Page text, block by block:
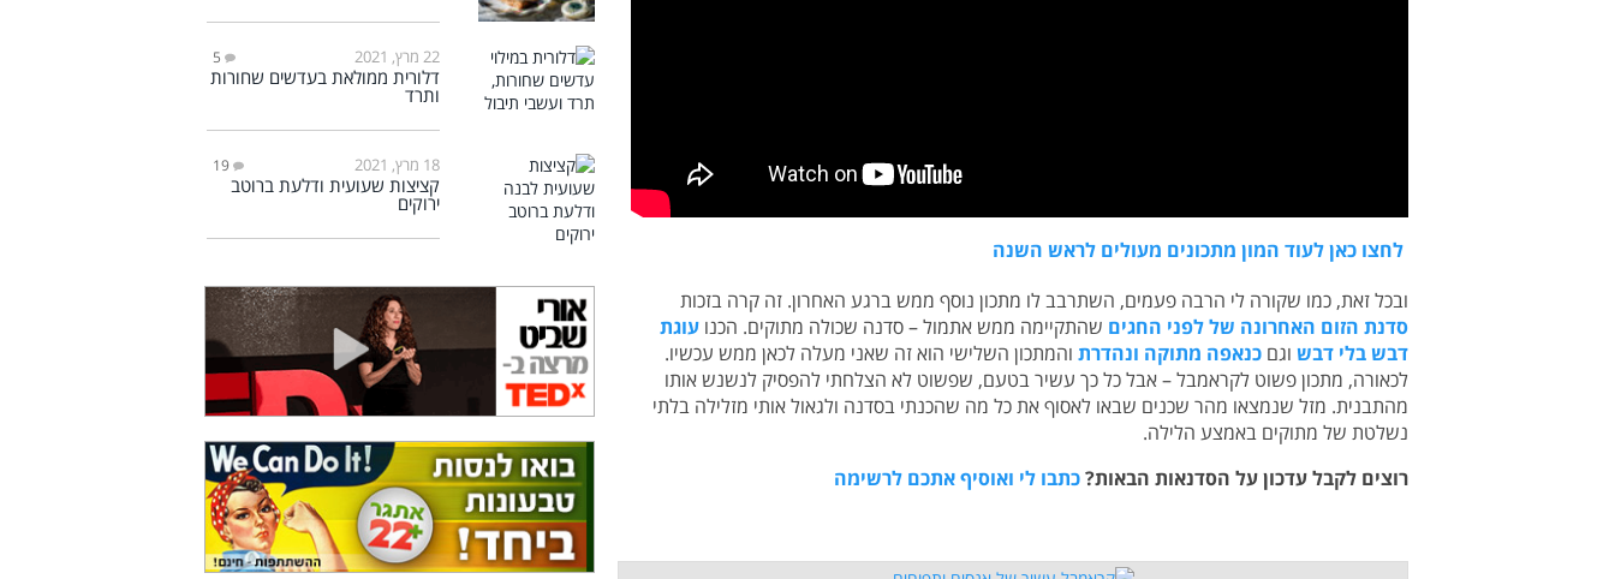
לחצו כאן לעוד המון מתכונים מעולים לראש השנה
ובכל זאת, כמו שקורה לי הרבה פעמים, השתרבב לו מתכון נוסף ממש ברגע האחרון. זה קרה בזכות
סדנת הזום האחרונה של לפני החגים שהתקיימה ממש אתמול – סדנה שכולה מתוקים. הכנו עוגת
דבש בלי דבש וגם כנאפה מתוקה ונהדרת והמתכון השלישי הוא זה שאני מעלה לכאן ממש עכשיו.
לכאורה, מתכון פשוט לקראמבל – אבל כל כך עשיר בטעם, שפשוט לא הצלחתי להפסיק לנשנש אותו
מהתבנית. מזל שנמצאו מהר שכנים שבאו לאסוף את כל מה שהכנתי בסדנה ולגאול אותי מזלילה בלתי
נשלטת של מתוקים באמצע הלילה.
רוצים לקבל עדכון על הסדנאות הבאות?כתבו לי ואוסיף אתכם לרשימה
22 מרץ, 2021 5
דלורית ממולאת בעדשים שחורות
ותרד
18 מרץ, 2021 19
קציצות שעועית ודלעת ברוטב
ירוקים